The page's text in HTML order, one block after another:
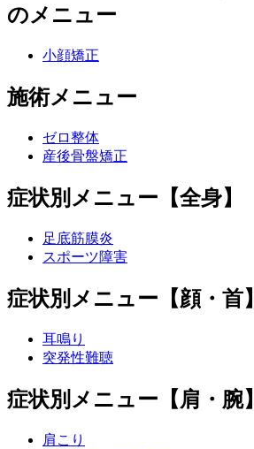
のメニュー
小顔矯正
施術メニュー
ゼロ整体
産後骨盤矯正
症状別メニュー【全身】
足底筋膜炎
スポーツ障害
症状別メニュー【顔・首】
耳鳴り
突発性難聴
症状別メニュー【肩・腕】
肩こり